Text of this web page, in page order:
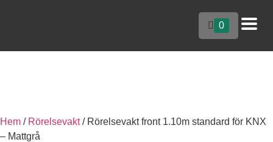
0
Hem / Rörelsevakt/ Rörelsevakt front 1.10m standard för KNX
– Mattgrå